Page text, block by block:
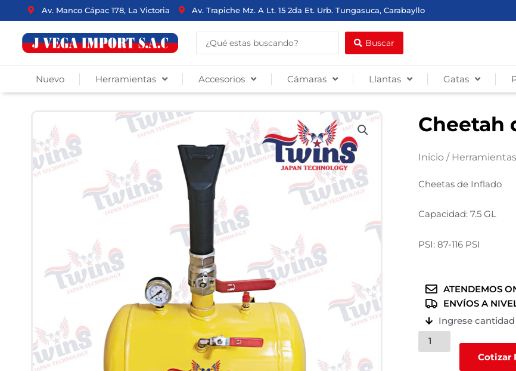
al
contenido
Av. Manco Cápac 178, La Victoria Av. Trapiche Mz. A Lt. 15 2da Et. Urb. Tungasuca, Carabayllo
Search
...
Buscar
Nuevo Herramientas Accesorios Cámaras Llantas Gatas
Cheetah
Inicio / Herramientas
Cheetas de Inflado
Capacidad: 7.5 GL
PSI: 87-116 PSI
ATENDEMOS
ENVÍOS A
Ingrese cantidad
Cheetah
de
Cotizar